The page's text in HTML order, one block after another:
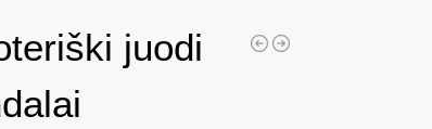
juodi